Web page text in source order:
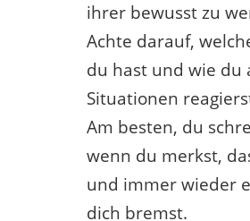
ihrer bewusst zu
Achte darauf,
du hast und wie du
Situationen
Am besten, du
wenn du merkst,
und immer wieder
dich bremst.